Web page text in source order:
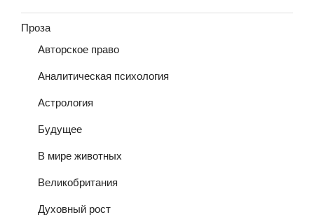
Проза
Авторское право
Аналитическая психология
Астрология
Будущее
В мире животных
Великобритания
Духовный рост